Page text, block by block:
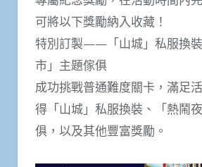
可將以下獎勵納入收藏！
特別訂製——「山城」私服換
市」主題傢俱
成功挑戰普通難度關卡，滿足
得「山城」私服換裝、「熱鬧
俱，以及其他豐富獎勵。